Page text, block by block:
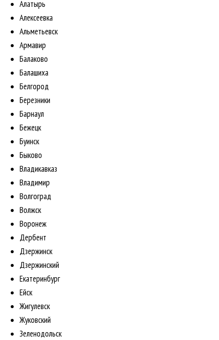
Алатырь
Алексеевка
Альметьевск
Армавир
Балаково
Балашиха
Белгород
Березники
Барнаул
Бежецк
Буинск
Быково
Владикавказ
Владимир
Волгоград
Волжск
Воронеж
Дербент
Дзержинск
Дзержинский
Екатеринбург
Ейск
Жигулевск
Жуковский
Зеленодольск